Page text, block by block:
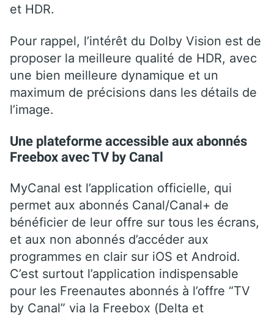
et HDR.
Pour rappel, l’intérêt du Dolby Vision est de
proposer la meilleure qualité de HDR, avec
une bien meilleure dynamique et un
maximum de précisions dans les détails de
l’image.
Une plateforme accessible aux abonnés
Freebox avec TV by Canal
MyCanal est l’application officielle, qui
permet aux abonnés Canal/Canal+ de
bénéficier de leur offre sur tous les écrans,
et aux non abonnés d’accéder aux
programmes en clair sur iOS et Android.
C’est surtout l’application indispensable
pour les Freenautes abonnés à l’offre “TV
by Canal” via la Freebox (Delta et